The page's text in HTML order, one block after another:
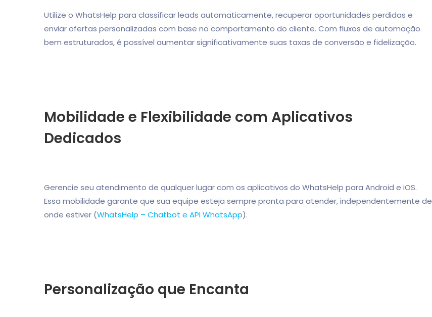
Utilize o WhatsHelp para classificar leads automaticamente, recuperar oportunidades perdidas e
enviar ofertas personalizadas com base no comportamento do cliente. Com fluxos de automação
bem estruturados, é possível aumentar significativamente suas taxas de conversão e fidelização.
Mobilidade e Flexibilidade com Aplicativos
Dedicados
Gerencie seu atendimento de qualquer lugar com os aplicativos do WhatsHelp para Android e iOS.
Essa mobilidade garante que sua equipe esteja sempre pronta para atender, independentemente de
onde estiver (WhatsHelp – Chatbot e API WhatsApp).
Personalização que Encanta